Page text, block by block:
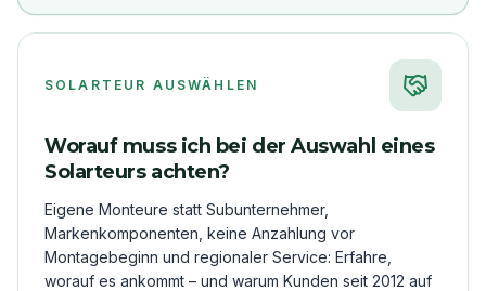
SOLARTEUR AUSWÄHLEN
Worauf muss ich bei der Auswahl eines
Solarteurs achten?
Eigene Monteure statt Subunternehmer,
Markenkomponenten, keine Anzahlung vor
Montagebeginn und regionaler Service: Erfahre,
worauf es ankommt – und warum Kunden seit 2012 auf